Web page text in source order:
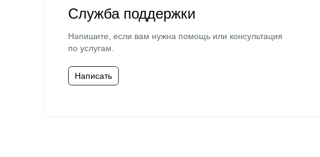
Служба поддержки
Напишите, если вам нужна помощь или консультация
по услугам.
Написать